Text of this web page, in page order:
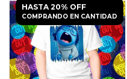
HASTA 20% OFF
COMPRANDO EN CANTIDAD